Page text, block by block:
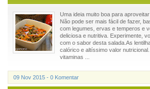
Uma ideia muito boa para
Não pode ser mais fácil de fazer,
com legumes, ervas e temperos e
deliciosa e nutritiva. Experimente,
com o sabor desta salada.As
calórico e altíssimo valor
vitaminas ...
09 Nov 2015 - 0 Komentar